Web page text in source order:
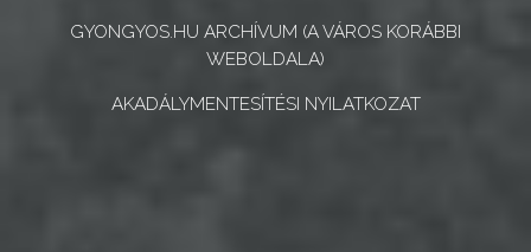
GYONGYOS.HU ARCHÍVUM (A VÁROS KORÁBBI
WEBOLDALA)
AKADÁLYMENTESÍTÉSI NYILATKOZAT